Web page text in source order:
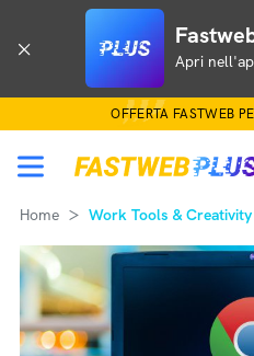
Apri
OFFERTA FASTWEB
Home Work Tools & Creativity